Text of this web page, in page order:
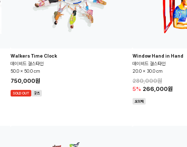
Walkers Time Clock
데이비드 걸스타인
50.0 x 50.0 cm
750,000원
SOLD OUT 굿즈
Window Hand in Hand
데이비드 걸스타인
20.0 x 30.0 cm
280,000원
5% 266,000원
오브제